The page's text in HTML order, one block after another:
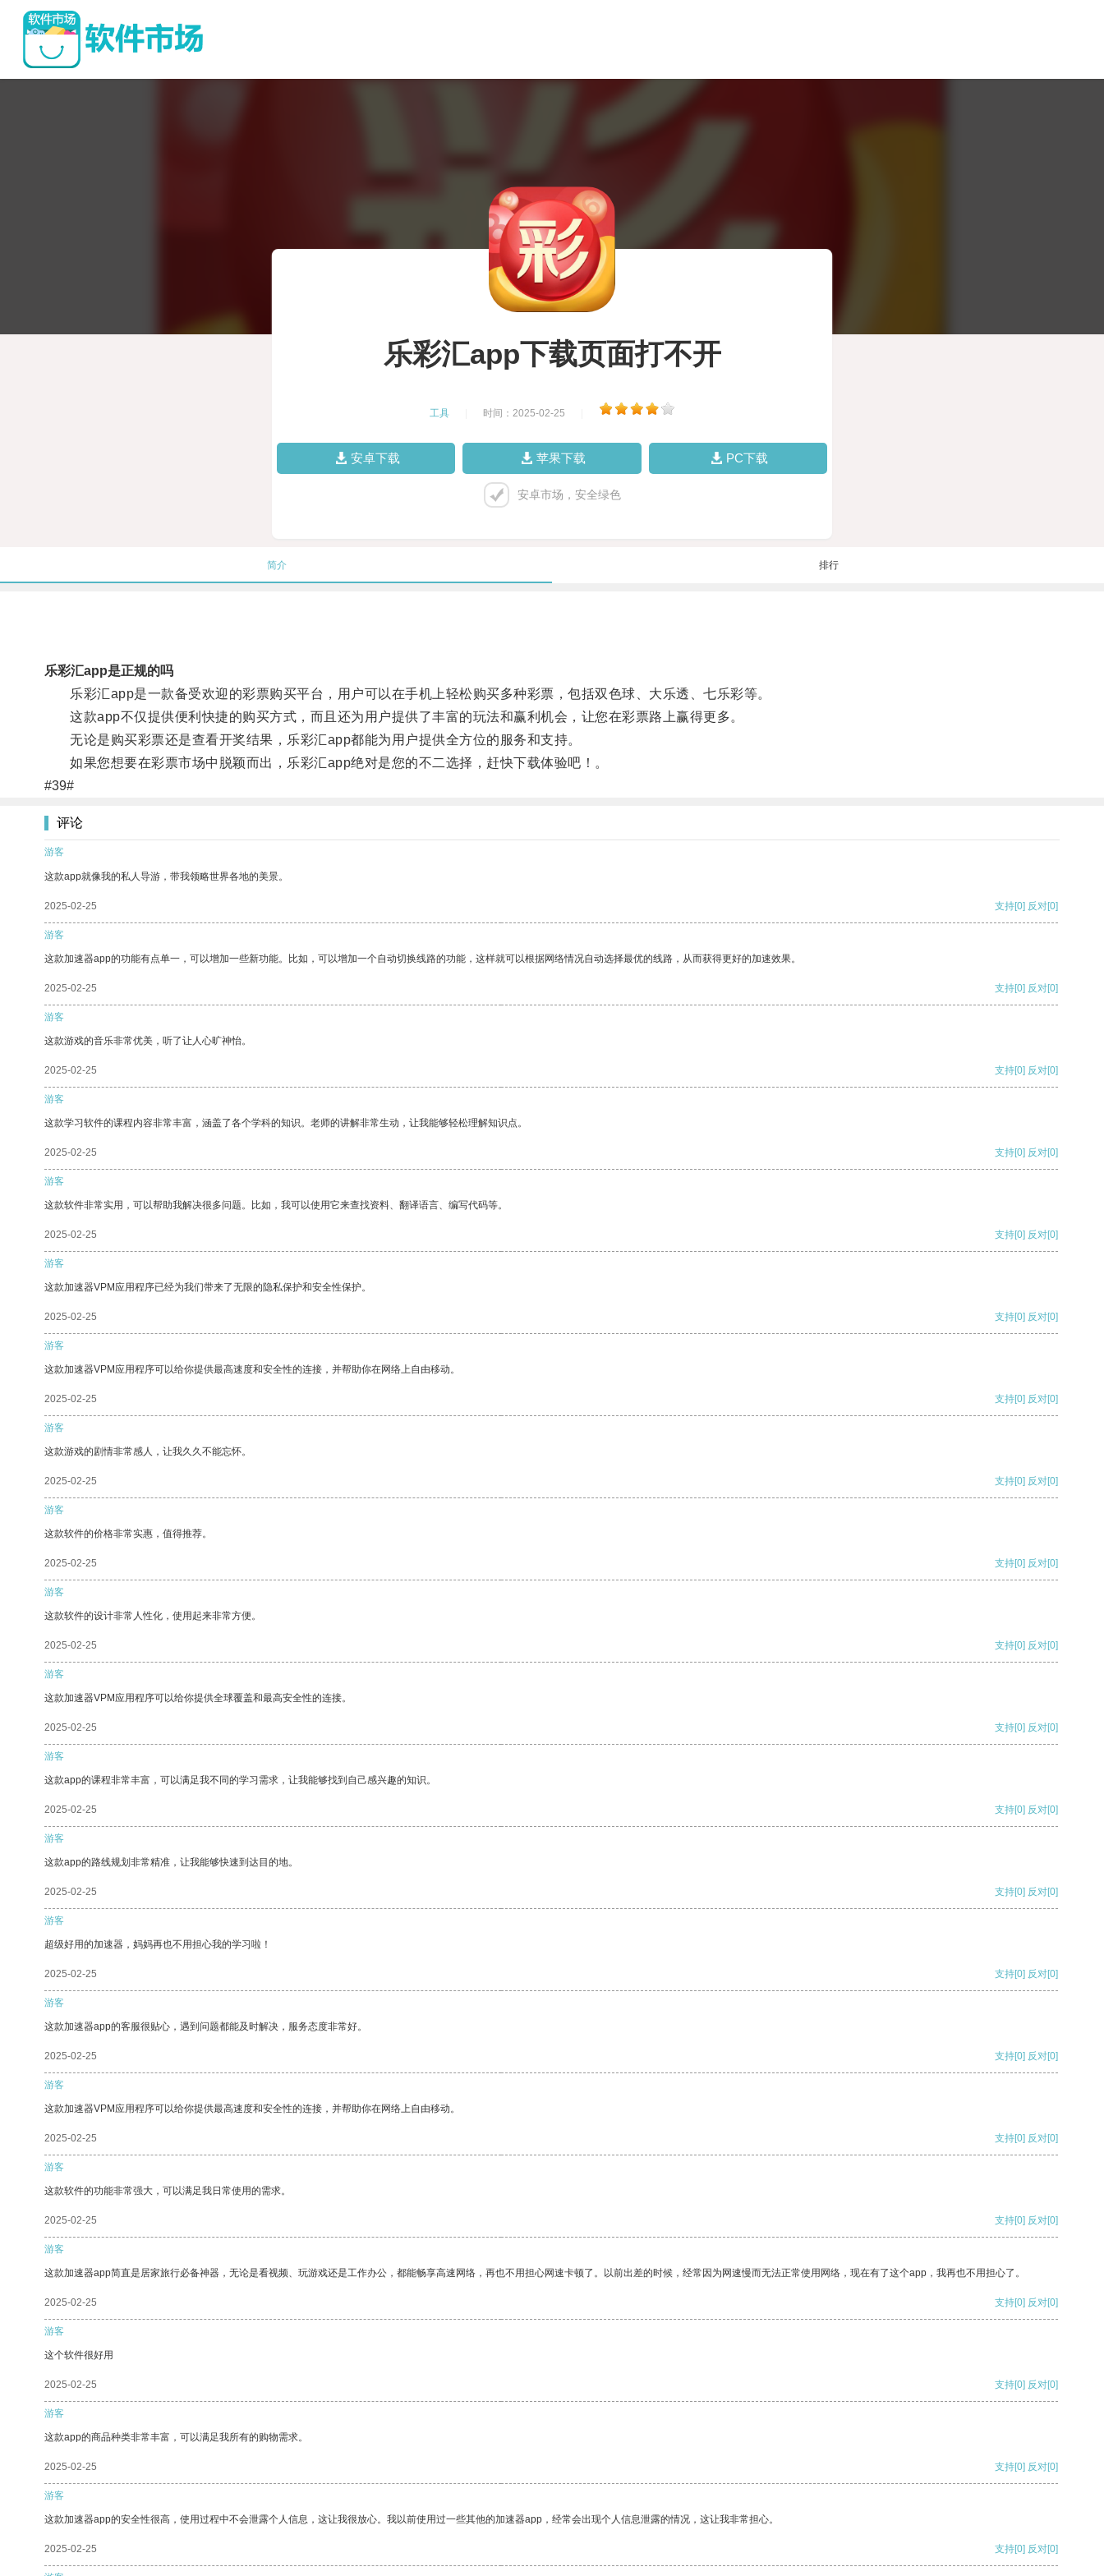
乐彩汇app下载页面打不开
工具 时间：2025-02-25
安卓下载 苹果下载 PC下载
安卓市场，安全绿色
简介 排行
乐彩汇app是正规的吗
乐彩汇app是一款备受欢迎的彩票购买平台，用户可以在手机上轻松购买多种彩票，包括双色球、大乐透、七乐彩等。
这款app不仅提供便利快捷的购买方式，而且还为用户提供了丰富的玩法和赢利机会，让您在彩票路上赢得更多。
无论是购买彩票还是查看开奖结果，乐彩汇app都能为用户提供全方位的服务和支持。
如果您想要在彩票市场中脱颖而出，乐彩汇app绝对是您的不二选择，赶快下载体验吧！。
#39#
评论
游客
这款app就像我的私人导游，带我领略世界各地的美景。
2025-02-25 支持[0] 反对[0]
游客
这款加速器app的功能有点单一，可以增加一些新功能。比如，可以增加一个自动切换线路的功能，这样就可以根据网络情况自动选择最优的线路，从而获得更好的加速效果。
2025-02-25 支持[0] 反对[0]
游客
这款游戏的音乐非常优美，听了让人心旷神怡。
2025-02-25 支持[0] 反对[0]
游客
这款学习软件的课程内容非常丰富，涵盖了各个学科的知识。老师的讲解非常生动，让我能够轻松理解知识点。
2025-02-25 支持[0] 反对[0]
游客
这款软件非常实用，可以帮助我解决很多问题。比如，我可以使用它来查找资料、翻译语言、编写代码等。
2025-02-25 支持[0] 反对[0]
游客
这款加速器VPM应用程序已经为我们带来了无限的隐私保护和安全性保护。
2025-02-25 支持[0] 反对[0]
游客
这款加速器VPM应用程序可以给你提供最高速度和安全性的连接，并帮助你在网络上自由移动。
2025-02-25 支持[0] 反对[0]
游客
这款游戏的剧情非常感人，让我久久不能忘怀。
2025-02-25 支持[0] 反对[0]
游客
这款软件的价格非常实惠，值得推荐。
2025-02-25 支持[0] 反对[0]
游客
这款软件的设计非常人性化，使用起来非常方便。
2025-02-25 支持[0] 反对[0]
游客
这款加速器VPM应用程序可以给你提供全球覆盖和最高安全性的连接。
2025-02-25 支持[0] 反对[0]
游客
这款app的课程非常丰富，可以满足我不同的学习需求，让我能够找到自己感兴趣的知识。
2025-02-25 支持[0] 反对[0]
游客
这款app的路线规划非常精准，让我能够快速到达目的地。
2025-02-25 支持[0] 反对[0]
游客
超级好用的加速器，妈妈再也不用担心我的学习啦！
2025-02-25 支持[0] 反对[0]
游客
这款加速器app的客服很贴心，遇到问题都能及时解决，服务态度非常好。
2025-02-25 支持[0] 反对[0]
游客
这款加速器VPM应用程序可以给你提供最高速度和安全性的连接，并帮助你在网络上自由移动。
2025-02-25 支持[0] 反对[0]
游客
这款软件的功能非常强大，可以满足我日常使用的需求。
2025-02-25 支持[0] 反对[0]
游客
这款加速器app简直是居家旅行必备神器，无论是看视频、玩游戏还是工作办公，都能畅享高速网络，再也不用担心网速卡顿了。以前出差的时候，经常因为网速慢而无法正常使用网络，现在有了这个app，我再也不用担心了。
2025-02-25 支持[0] 反对[0]
游客
这个软件很好用
2025-02-25 支持[0] 反对[0]
游客
这款app的商品种类非常丰富，可以满足我所有的购物需求。
2025-02-25 支持[0] 反对[0]
游客
这款加速器app的安全性很高，使用过程中不会泄露个人信息，这让我很放心。我以前使用过一些其他的加速器app，经常会出现个人信息泄露的情况，这让我非常担心。
2025-02-25 支持[0] 反对[0]